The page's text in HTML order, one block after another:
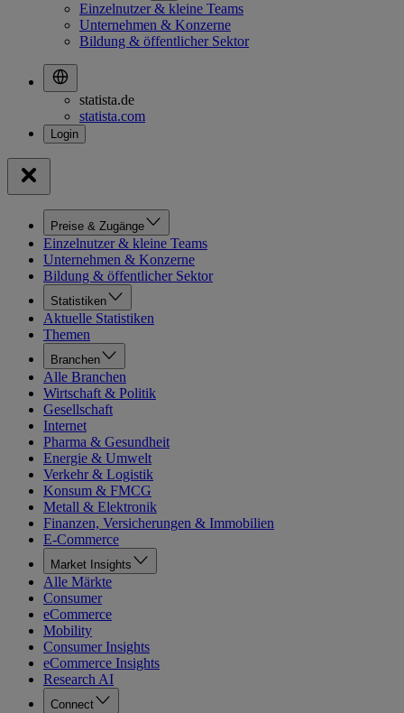
Einzelnutzer & kleine Teams
Unternehmen & Konzerne
Bildung & öffentlicher Sektor
statista.de
statista.com
Preise & Zugänge
Einzelnutzer & kleine Teams
Unternehmen & Konzerne
Bildung & öffentlicher Sektor
Statistiken
Aktuelle Statistiken
Themen
Branchen
Alle Branchen
Wirtschaft & Politik
Gesellschaft
Internet
Pharma & Gesundheit
Energie & Umwelt
Verkehr & Logistik
Konsum & FMCG
Metall & Elektronik
Finanzen, Versicherungen & Immobilien
E-Commerce
Market Insights
Alle Märkte
Consumer
eCommerce
Mobility
Consumer Insights
eCommerce Insights
Research AI
Connect